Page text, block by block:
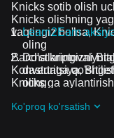
Knicks sotib olish
Knicks olishning
vaqtingiz bo'lsa,
Learn2Earn
oling
Do'stlaringizni
dasturiga
oling
guruhiga
Barcha
Konvertatsiya,
Knicks ga
Ko'proq ko'rsatish